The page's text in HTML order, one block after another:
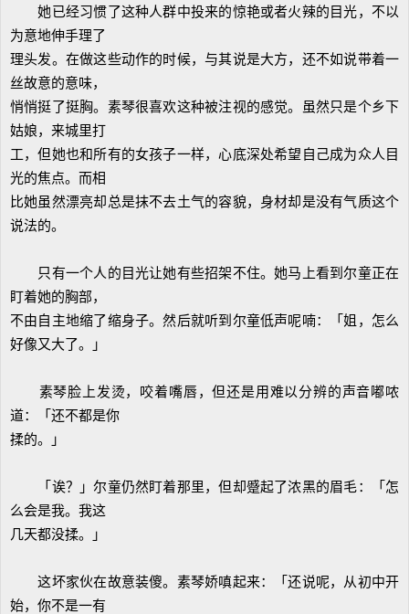
她已经习惯了这种人群中投来的惊艳或者火辣的目光，不以
为意地伸手理了
理头发。在做这些动作的时候，与其说是大方，还不如说带着一
丝故意的意味，
悄悄挺了挺胸。素琴很喜欢这种被注视的感觉。虽然只是个乡下
姑娘，来城里打
工，但她也和所有的女孩子一样，心底深处希望自己成为众人目
光的焦点。而相
比她虽然漂亮却总是抹不去土气的容貌，身材却是没有气质这个
说法的。
只有一个人的目光让她有些招架不住。她马上看到尔童正在
盯着她的胸部，
不由自主地缩了缩身子。然后就听到尔童低声呢喃：「姐，怎么
好像又大了。」
素琴脸上发烫，咬着嘴唇，但还是用难以分辨的声音嘟哝
道：「还不都是你
揉的。」
「诶？」尔童仍然盯着那里，但却蹙起了浓黑的眉毛：「怎
么会是我。我这
几天都没揉。」
这坏家伙在故意装傻。素琴娇嗔起来：「还说呢，从初中开
始，你不是一有